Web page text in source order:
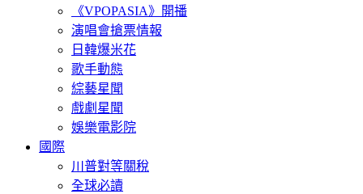
《VPOPASIA》開播
演唱會搶票情報
日韓爆米花
歌手動態
綜藝星聞
戲劇星聞
娛樂電影院
國際
川普對等關稅
全球必讀